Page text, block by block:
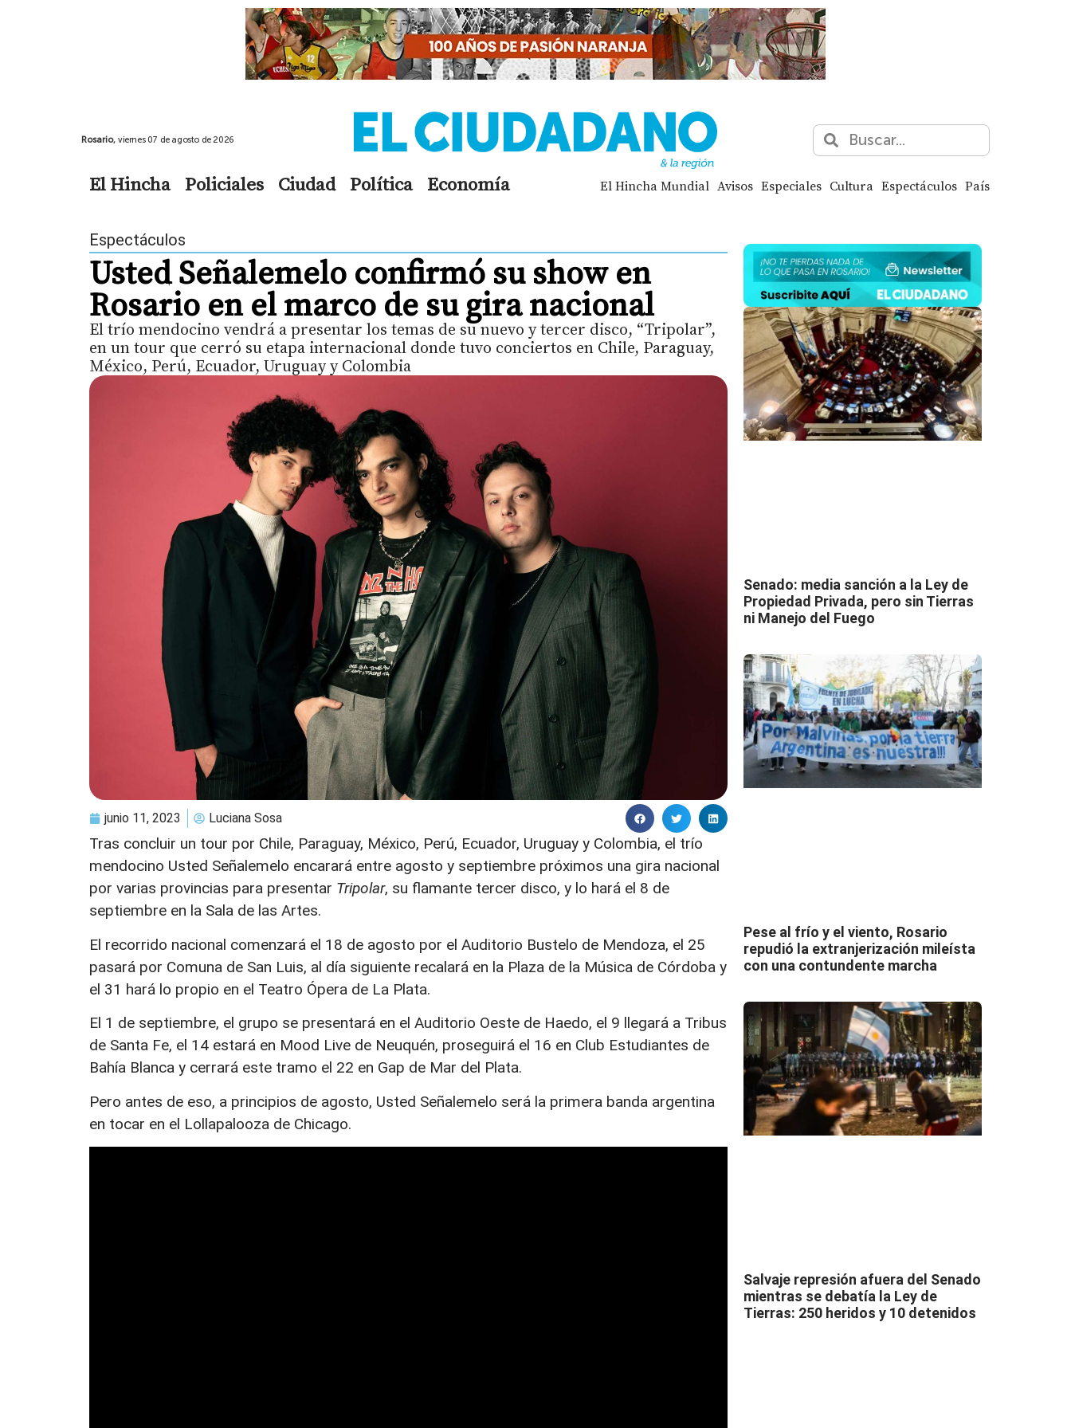
Rosario, viernes 07 de agosto de 2026
El Hincha Policiales Ciudad Política Economía El Hincha Mundial Avisos Especiales Cultura Espectáculos País
Espectáculos
Usted Señalemelo confirmó su show en
Rosario en el marco de su gira nacional
El trío mendocino vendrá a presentar los temas de su nuevo y tercer disco, “Tripolar”,
en un tour que cerró su etapa internacional donde tuvo conciertos en Chile, Paraguay,
México, Perú, Ecuador, Uruguay y Colombia
junio 11, 2023 Luciana Sosa
Tras concluir un tour por Chile, Paraguay, México, Perú, Ecuador, Uruguay y Colombia, el trío
mendocino Usted Señalemelo encarará entre agosto y septiembre próximos una gira nacional
por varias provincias para presentar Tripolar, su flamante tercer disco, y lo hará el 8 de
septiembre en la Sala de las Artes.
El recorrido nacional comenzará el 18 de agosto por el Auditorio Bustelo de Mendoza, el 25
pasará por Comuna de San Luis, al día siguiente recalará en la Plaza de la Música de Córdoba y
el 31 hará lo propio en el Teatro Ópera de La Plata.
El 1 de septiembre, el grupo se presentará en el Auditorio Oeste de Haedo, el 9 llegará a Tribus
de Santa Fe, el 14 estará en Mood Live de Neuquén, proseguirá el 16 en Club Estudiantes de
Bahía Blanca y cerrará este tramo el 22 en Gap de Mar del Plata.
Pero antes de eso, a principios de agosto, Usted Señalemelo será la primera banda argentina
en tocar en el Lollapalooza de Chicago.
Senado: media sanción a la Ley de
Propiedad Privada, pero sin Tierras
ni Manejo del Fuego
Pese al frío y el viento, Rosario
repudió la extranjerización mileísta
con una contundente marcha
Salvaje represión afuera del Senado
mientras se debatía la Ley de
Tierras: 250 heridos y 10 detenidos